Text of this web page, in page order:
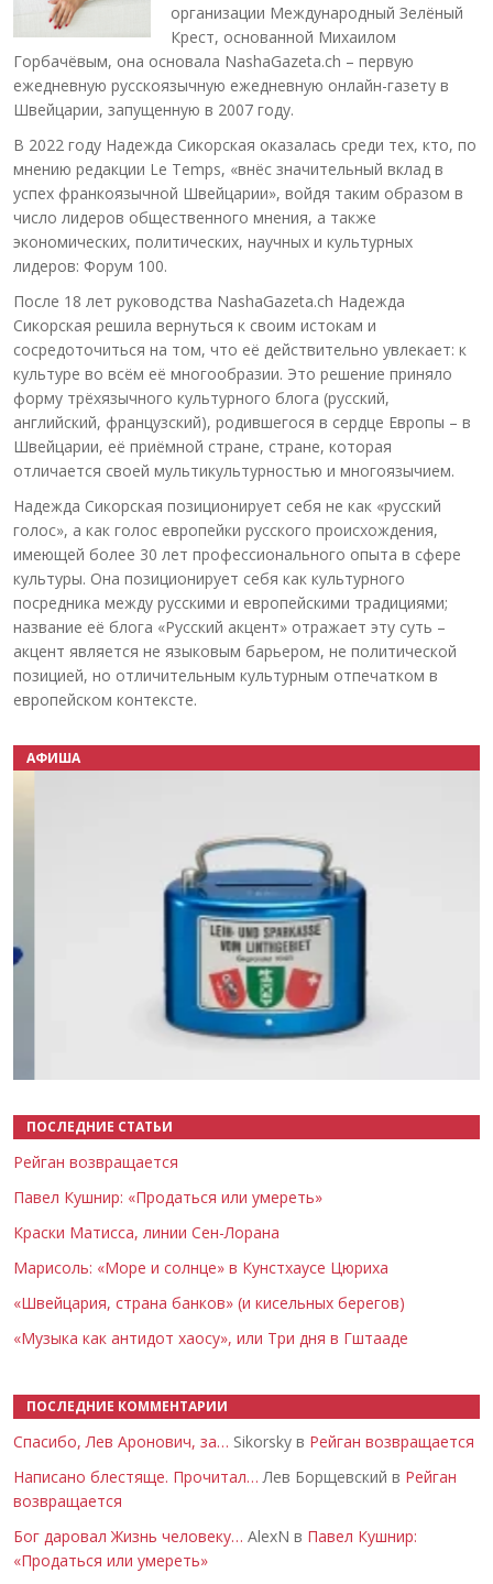
организации Международный Зелёный
Крест, основанной Михаилом
Горбачёвым, она основала NashaGazeta.ch – первую
ежедневную русскоязычную ежедневную онлайн-газету в
Швейцарии, запущенную в 2007 году.
В 2022 году Надежда Сикорская оказалась среди тех, кто, по
мнению редакции Le Temps, «внёс значительный вклад в
успех франкоязычной Швейцарии», войдя таким образом в
число лидеров общественного мнения, а также
экономических, политических, научных и культурных
лидеров: Форум 100.
После 18 лет руководства NashaGazeta.ch Надежда
Сикорская решила вернуться к своим истокам и
сосредоточиться на том, что её действительно увлекает: к
культуре во всём её многообразии. Это решение приняло
форму трёхязычного культурного блога (русский,
английский, французский), родившегося в сердце Европы – в
Швейцарии, её приёмной стране, стране, которая
отличается своей мультикультурностью и многоязычием.
Надежда Сикорская позиционирует себя не как «русский
голос», а как голос европейки русского происхождения,
имеющей более 30 лет профессионального опыта в сфере
культуры. Она позиционирует себя как культурного
посредника между русскими и европейскими традициями;
название её блога «Русский акцент» отражает эту суть –
акцент является не языковым барьером, не политической
позицией, но отличительным культурным отпечатком в
европейском контексте.
АФИША
ПОСЛЕДНИЕ СТАТЬИ
Рейган возвращается
Павел Кушнир: «Продаться или умереть»
Краски Матисса, линии Сен-Лорана
Марисоль: «Море и солнце» в Кунстхаусе Цюриха
«Швейцария, страна банков» (и кисельных берегов)
«Музыка как антидот хаосу», или Три дня в Гштааде
ПОСЛЕДНИЕ КОММЕНТАРИИ
Спасибо, Лев Аронович, за… Sikorsky в Рейган возвращается
Написано блестяще. Прочитал… Лев Борщевский в Рейган
возвращается
Бог даровал Жизнь человеку… AlexN в Павел Кушнир:
«Продаться или умереть»